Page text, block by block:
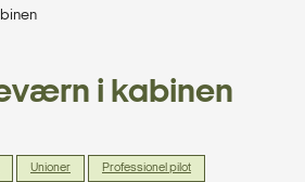
i kabinen
Unioner Professionel pilot